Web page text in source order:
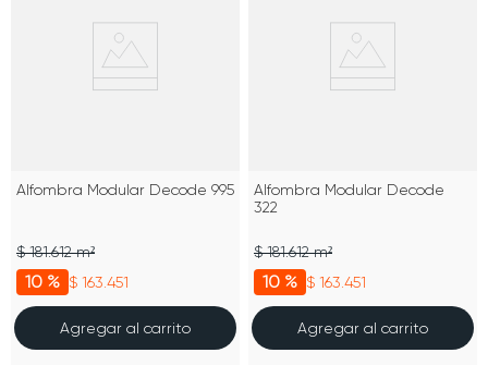
Alfombra Modular Decode 995
10 % $ 163.451
$ 181.612 m²
Agregar al carrito
Alfombra Modular Decode
322
10 % $ 163.451
$ 181.612 m²
Agregar al carrito